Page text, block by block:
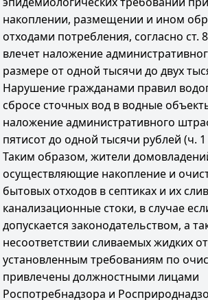
накоплении, размещении и ином
отходами потребления, согласно ст.
влечет наложение
размере от одной тысячи до двух
Нарушение гражданами правил
сбросе сточных вод в водные
наложение административного
пятисот до одной тысячи рублей (ч.
Таким образом, жители
осуществляющие накопление и
бытовых отходов в септиках и их
канализационные стоки, в случае
допускается законодательством, а
несоответствии сливаемых жидких
установленным требованиям по
привлечены должностными лицами
Роспотребнадзора и